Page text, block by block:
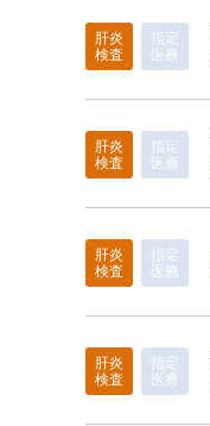
肝炎
検査
指定
医療
肝炎
検査
指定
医療
肝炎
検査
指定
医療
肝炎
検査
指定
医療